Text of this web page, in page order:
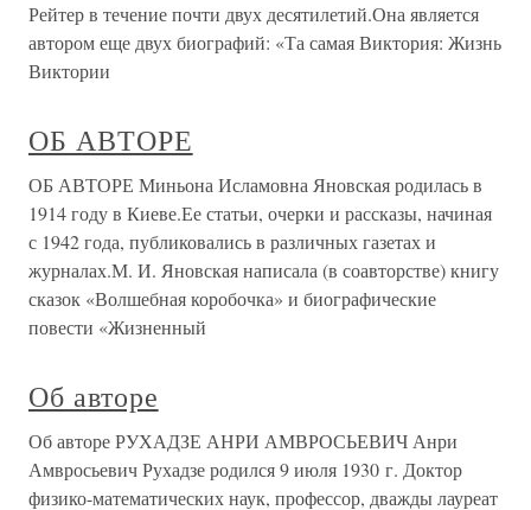
Рейтер в течение почти двух десятилетий.Она является
автором еще двух биографий: «Та самая Виктория: Жизнь
Виктории
ОБ АВТОРЕ
ОБ АВТОРЕ Миньона Исламовна Яновская родилась в
1914 году в Киеве.Ее статьи, очерки и рассказы, начиная
с 1942 года, публиковались в различных газетах и
журналах.М. И. Яновская написала (в соавторстве) книгу
сказок «Волшебная коробочка» и биографические
повести «Жизненный
Об авторе
Об авторе РУХАДЗЕ АНРИ АМВРОСЬЕВИЧ Анри
Амвросьевич Рухадзе родился 9 июля 1930 г. Доктор
физико-математических наук, профессор, дважды лауреат